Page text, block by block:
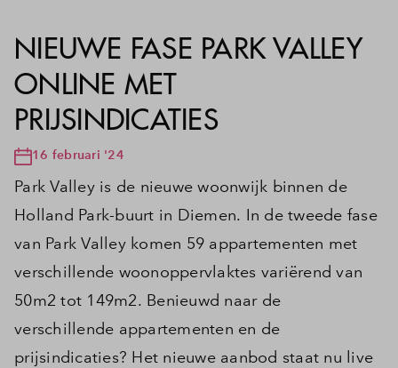
NIEUWE FASE PARK VALLEY
ONLINE MET
PRIJSINDICATIES
16 februari '24
Park Valley is de nieuwe woonwijk binnen de
Holland Park-buurt in Diemen. In de tweede fase
van Park Valley komen 59 appartementen met
verschillende woonoppervlaktes variërend van
50m2 tot 149m2. Benieuwd naar de
verschillende appartementen en de
prijsindicaties? Het nieuwe aanbod staat nu live